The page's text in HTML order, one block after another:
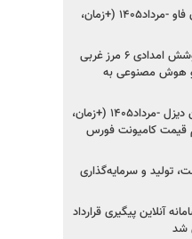
شروع فروش کشنده و کامیون فاو -مرداد۱۴۰۵ (+زمان،
مدیرعامل امدادخودروسایپا: پوشش امدادی ۶ مرز غربی
/ «یارا» و هوش مصنوعی به
شروع فروش ۸ محصول بهمن دیزل -مرداد۱۴۰۵ (+زمان،
قیمت کامیونت فورس
تولید و سرمایه‌گذاری
آنلاین پیگیری قرارداد
شد